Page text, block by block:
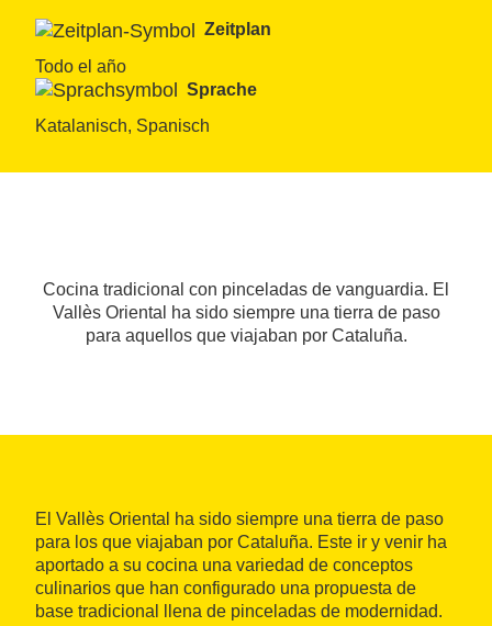
Zeitplan
Todo el año
Sprache
Katalanisch, Spanisch
Cocina tradicional con pinceladas de vanguardia. El
Vallès Oriental ha sido siempre una tierra de paso
para aquellos que viajaban por Cataluña.
El Vallès Oriental ha sido siempre una tierra de paso
para los que viajaban por Cataluña. Este ir y venir ha
aportado a su cocina una variedad de conceptos
culinarios que han configurado una propuesta de
base tradicional llena de pinceladas de modernidad.